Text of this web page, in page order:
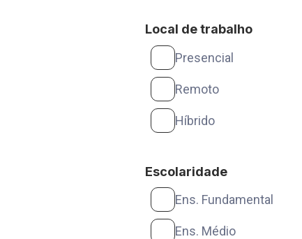
Local de trabalho
Presencial
Remoto
Híbrido
Escolaridade
Ens. Fundamental
Ens. Médio